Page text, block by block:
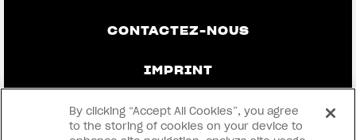
CONTACTEZ-NOUS
IMPRINT
CONFIDENTIALITÉ ET MENTIONS
LÉGALES
By clicking “Accept All Cookies”, you agree
to the storing of cookies on your device to